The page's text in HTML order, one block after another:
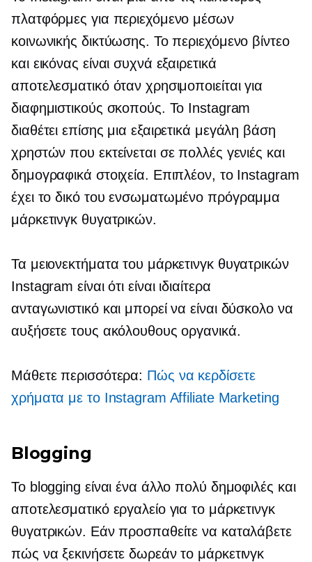
πλατφόρμες για περιεχόμενο μέσων
κοινωνικής δικτύωσης. Το περιεχόμενο βίντεο
και εικόνας είναι συχνά εξαιρετικά
αποτελεσματικό όταν χρησιμοποιείται για
διαφημιστικούς σκοπούς. Το Instagram
διαθέτει επίσης μια εξαιρετικά μεγάλη βάση
χρηστών που εκτείνεται σε πολλές γενιές και
δημογραφικά στοιχεία. Επιπλέον, το Instagram
έχει το δικό τουενσωματωμένο πρόγραμμα
μάρκετινγκ θυγατρικών.
Τα μειονεκτήματα του μάρκετινγκ θυγατρικών
Instagram είναι ότι είναι ιδιαίτερα
ανταγωνιστικό και μπορεί να είναι δύσκολο να
αυξήσετε τους ακόλουθους οργανικά.
Μάθετε περισσότερα: Πώς να κερδίσετε
χρήματα με το Instagram Affiliate Marketing
Blogging
Το blogging είναι ένα άλλο πολύ δημοφιλές και
αποτελεσματικό εργαλείο για το μάρκετινγκ
θυγατρικών. Εάν προσπαθείτε να καταλάβετε
πώς να ξεκινήσετε δωρεάν το μάρκετινγκ